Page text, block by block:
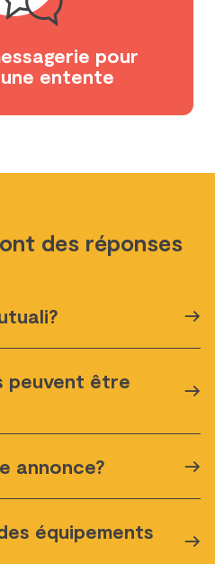
pour
entente
des réponses
peuvent être
annonce?
équipements